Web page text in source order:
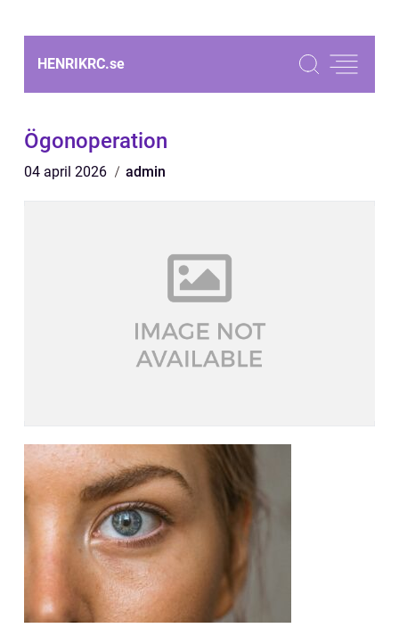
HENRIKRC.se
Ögonoperation
04 april 2026 admin